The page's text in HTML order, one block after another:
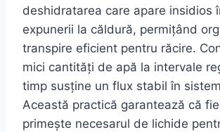
deshidratarea care apare insidios
expunerii la căldură, permițând
transpire eficient pentru răcire.
mici cantități de apă la intervale
timp susține un flux stabil în
Această practică garantează că
primește necesarul de lichide